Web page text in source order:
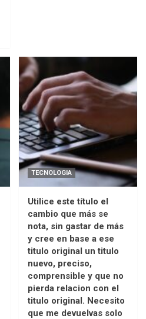
TECNOLOGIA
Utilice este título el
cambio que más se
nota, sin gastar de más
y cree en base a ese
titulo original un titulo
nuevo, preciso,
comprensible y que no
pierda relacion con el
titulo original. Necesito
que me devuelvas solo